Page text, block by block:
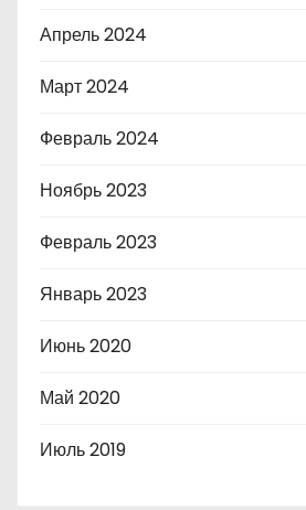
Апрель 2024
Март 2024
Февраль 2024
Ноябрь 2023
Февраль 2023
Январь 2023
Июнь 2020
Май 2020
Июль 2019